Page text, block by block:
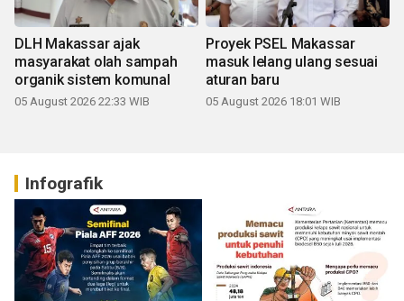
DLH Makassar ajak
masyarakat olah sampah
organik sistem komunal
05 August 2026 22:33 WIB
Proyek PSEL Makassar
masuk lelang ulang sesuai
aturan baru
05 August 2026 18:01 WIB
Infografik